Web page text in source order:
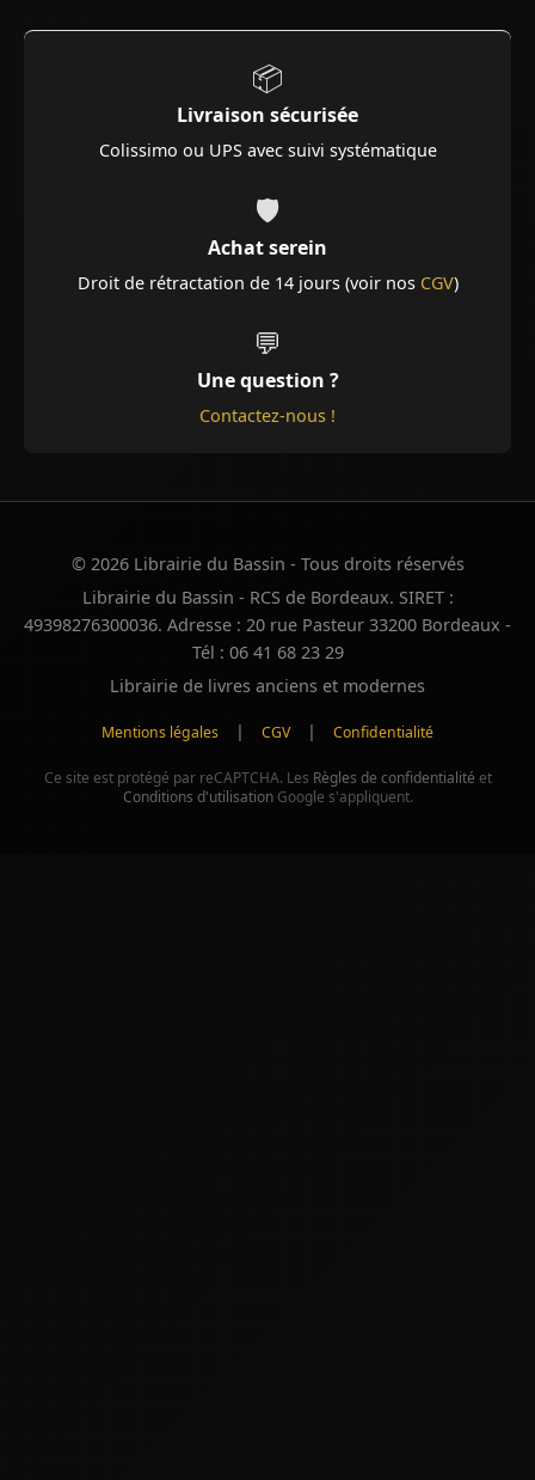
📦
Livraison sécurisée
Colissimo ou UPS avec suivi systématique
🛡️
Achat serein
Droit de rétractation de 14 jours (voir nos CGV)
💬
Une question ?
Contactez-nous !
© 2026 Librairie du Bassin - Tous droits réservés
Librairie du Bassin - RCS de Bordeaux. SIRET :
49398276300036. Adresse : 20 rue Pasteur 33200 Bordeaux -
Tél : 06 41 68 23 29
Librairie de livres anciens et modernes
Mentions légales | CGV | Confidentialité
Ce site est protégé par reCAPTCHA. Les Règles de confidentialité et
Conditions d'utilisationGoogle s'appliquent.